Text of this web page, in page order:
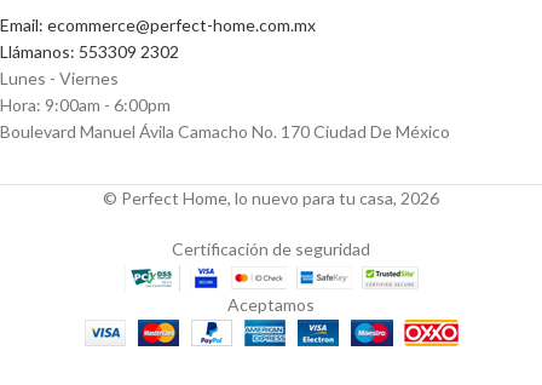
Email: ecommerce@perfect-home.com.mx
Llámanos: 553309 2302
Lunes - Viernes
Hora: 9:00am - 6:00pm
Boulevard Manuel Ávila Camacho No. 170 Ciudad De México
© Perfect Home, lo nuevo para tu casa, 2026
Certificación de seguridad
Aceptamos